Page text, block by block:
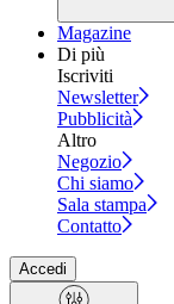
Magazine
Di più
Iscriviti
Newsletter
Pubblicità
Altro
Negozio
Chi siamo
Sala stampa
Contatto
Accedi